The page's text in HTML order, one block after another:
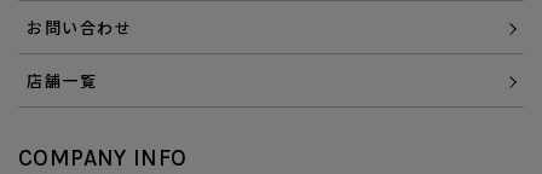
お問い合わせ
店舗一覧
COMPANY INFO